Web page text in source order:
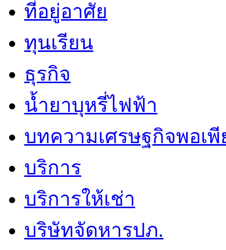
ที่อยู่อาศัย
ทุนเรียน
ธุรกิจ
น้ำยาบุหรี่ไฟฟ้า
บทความเศรษฐกิจพอเพี
บริการ
บริการให้เช่า
บริษัทจัดหารปภ.